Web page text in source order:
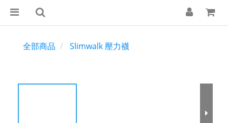
全部商品 Slimwalk 壓力襪